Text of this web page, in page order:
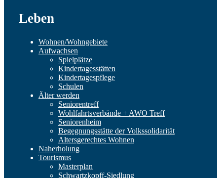
Leben
Wohnen/Wohngebiete
Aufwachsen
Spielplätze
Kindertagesstätten
Kindertagespflege
Schulen
Älter werden
Seniorentreff
Wohlfahrtsverbände + AWO Treff
Seniorenheim
Begegnungsstätte der Volkssolidarität
Altersgerechtes Wohnen
Naherholung
Tourismus
Masterplan
Schwartzkopff-Siedlung